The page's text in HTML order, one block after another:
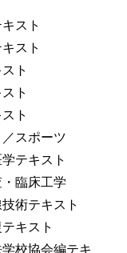
スト
スト
ト
ト
ト
／スポーツ
テキスト
臨床工学
技術テキスト
キスト
校協会編テキ